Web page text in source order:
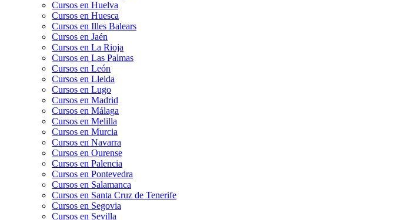
Cursos en Huelva
Cursos en Huesca
Cursos en Illes Balears
Cursos en Jaén
Cursos en La Rioja
Cursos en Las Palmas
Cursos en León
Cursos en Lleida
Cursos en Lugo
Cursos en Madrid
Cursos en Málaga
Cursos en Melilla
Cursos en Murcia
Cursos en Navarra
Cursos en Ourense
Cursos en Palencia
Cursos en Pontevedra
Cursos en Salamanca
Cursos en Santa Cruz de Tenerife
Cursos en Segovia
Cursos en Sevilla